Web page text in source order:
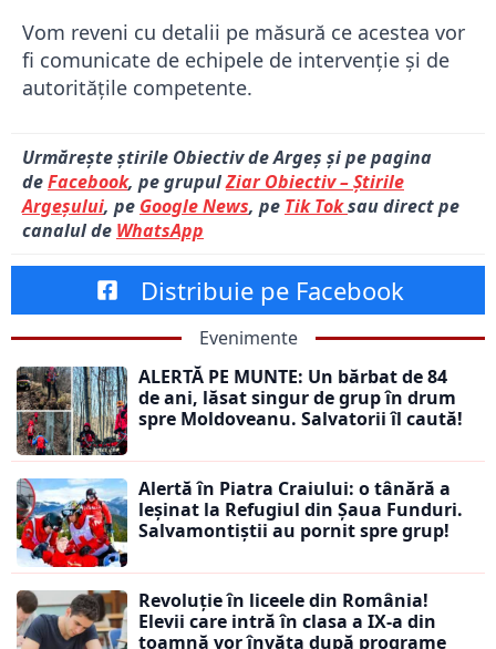
Vom reveni cu detalii pe măsură ce acestea vor
fi comunicate de echipele de intervenție și de
autoritățile competente.
Urmărește știrile Obiectiv de Argeș și pe pagina
deFacebook, pe grupulZiar Obiectiv – Știrile
Argeșului, pe Google News, pe Tik Toksau direct pe
canalul de WhatsApp
Distribuie pe Facebook
Evenimente
ALERTĂ PE MUNTE: Un bărbat de 84
de ani, lăsat singur de grup în drum
spre Moldoveanu. Salvatorii îl caută!
Alertă în Piatra Craiului: o tânără a
leșinat la Refugiul din Șaua Funduri.
Salvamontiștii au pornit spre grup!
Revoluție în liceele din România!
Elevii care intră în clasa a IX-a din
toamnă vor învăța după programe